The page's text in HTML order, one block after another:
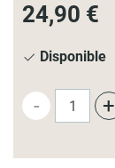
24,90 €
Disponible
- +